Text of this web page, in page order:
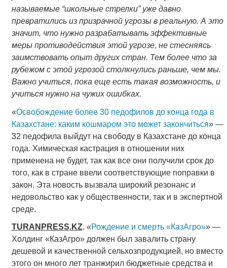
называемые “школьные стрелки” уже давно
превратились из призрачной угрозы в реальную. А это
значит, что нужно разрабатывать эффективные
меры противодействия этой угрозе, не стесняясь
заимствовать опыт других стран. Тем более что за
рубежом с этой угрозой столкнулись раньше, чем мы.
Важно учиться, пока еще есть такая возможность, и
учиться нужно на чужих ошибках.
«Освобождение более 30 педофилов до конца года в
Казахстане: каким кошмаром это может закончиться» —
32 педофила выйдут на свободу в Казахстане до конца
года. Химическая кастрация в отношении них
применена не будет, так как все они получили срок до
того, как в стране ввели соответствующие поправки в
закон. Эта новость вызвала широкий резонанс и
недовольство как у общественности, так и в экспертной
среде.
TURANPRESS.KZ. «Рождение и смерть «КазАгро»» —
Холдинг «КазАгро» должен был завалить страну
дешевой и качественной сельхозпродукцией, но вместо
этого он много лет транжирил бюджетные средства и